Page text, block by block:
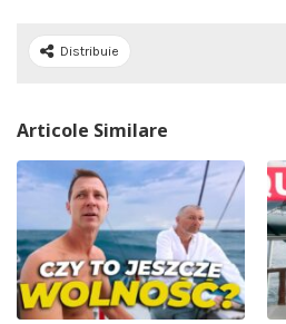
Distribuie
Articole Similare